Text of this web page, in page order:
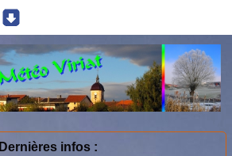
Dernières infos :